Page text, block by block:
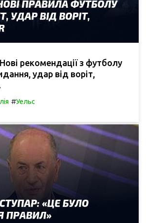
рекомендації з футболу
удар від воріт,
#Уельс